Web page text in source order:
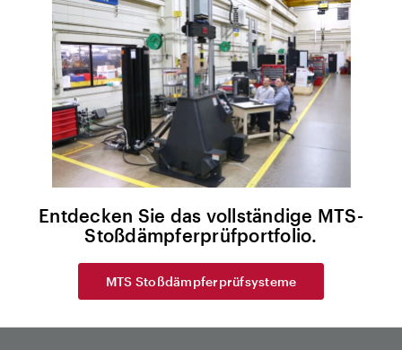
Entdecken Sie das vollständige MTS-
Stoßdämpferprüfportfolio.
MTS Stoßdämpferprüfsysteme